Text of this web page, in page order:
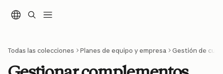
Todas las colecciones Planes de equipo y empresa Gestión de